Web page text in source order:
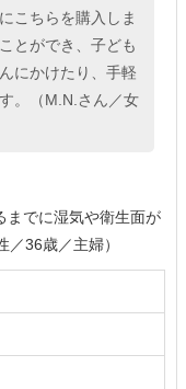
こちらを購入しま
とができ、子ども
にかけたり、手軽
。（M.N.さん／女
までに湿気や衛生面が
36歳／主婦）